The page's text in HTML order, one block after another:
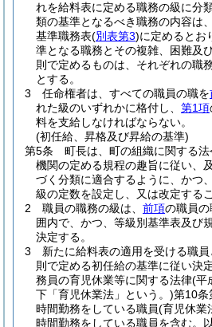
れを給料表に定める職務の級に分
類の基準となるべき職務の内容は
基準職務表(別表第3)に定めるとお
準となる職務とその複雑、困難及
則で定めるものは、それぞれの職
とする。
3
任命権者は、すべての職員の職を
れた級のいずれかに格付し、 第1項
料を支給しなければならない。
(初任給、昇格及び昇給の基準)
第5条
町長は、町の組織に関する
機関の定める規程の趣旨に従い、
づく分類に適合するように、かつ
級の定数を設定し、又は改定する
2
職員の職務の級は、 前項の職員
囲内で、かつ、等級別基準表及び
決定する。
3
新たに給料表の適用を受ける職
則で定める初任給の基準に従い決定
務員の育児休業等に関する法律(平
下「育児休業法」という。)第10条
時間勤務をしている職員(育児休業
時間勤務をしている職員を含む。